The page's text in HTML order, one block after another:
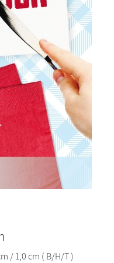
/ 1,0 cm ( B/H/T )